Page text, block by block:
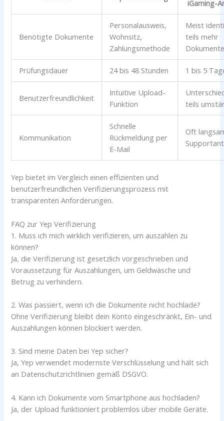
iGaming-
Benötigte Dokumente
Personalausweis,
Wohnsitz,
Zahlungsmethode
Meist
teils mehr
Prüfungsdauer 24 bis 48 Stunden 1 bis 5
Benutzerfreundlichkeit
Intuitive Upload-
Funktion
teils
Kommunikation
Schnelle
Rückmeldung per
E-Mail
Oft
Yep bietet im Vergleich einen effizienten und
benutzerfreundlichen Verifizierungsprozess mit
transparenten Anforderungen.
FAQ zur Yep Verifizierung
1. Muss ich mich wirklich verifizieren, um auszahlen zu
können?
Ja, die Verifizierung ist gesetzlich vorgeschrieben und
Voraussetzung für Auszahlungen, um Geldwäsche und
Betrug zu verhindern.
2. Was passiert, wenn ich die Dokumente nicht hochlade?
Ohne Verifizierung bleibt dein Konto eingeschränkt, Ein- und
Auszahlungen können blockiert werden.
3. Sind meine Daten bei Yep sicher?
Ja, Yep verwendet modernste Verschlüsselung und hält sich
an Datenschutzrichtlinien gemäß DSGVO.
4. Kann ich Dokumente vom Smartphone aus hochladen?
Ja, der Upload funktioniert problemlos über mobile Geräte.